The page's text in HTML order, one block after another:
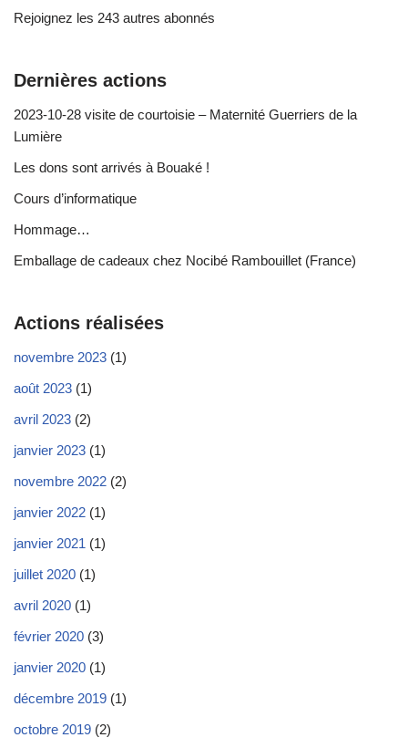
Rejoignez les 243 autres abonnés
Dernières actions
2023-10-28 visite de courtoisie – Maternité Guerriers de la
Lumière
Les dons sont arrivés à Bouaké !
Cours d’informatique
Hommage…
Emballage de cadeaux chez Nocibé Rambouillet (France)
Actions réalisées
novembre 2023 (1)
août 2023 (1)
avril 2023 (2)
janvier 2023 (1)
novembre 2022 (2)
janvier 2022 (1)
janvier 2021 (1)
juillet 2020 (1)
avril 2020 (1)
février 2020 (3)
janvier 2020 (1)
décembre 2019 (1)
octobre 2019 (2)